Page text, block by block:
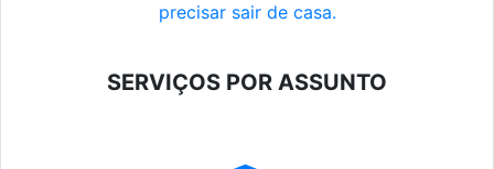
precisar sair de casa.
SERVIÇOS POR ASSUNTO